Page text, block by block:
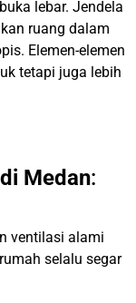
lebar. Jendela
ruang dalam
Elemen-elemen
tetapi juga lebih
Medan:
ventilasi alami
selalu segar